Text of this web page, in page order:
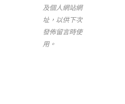
及個人網站網
址，以供下次
發佈留言時使
用。